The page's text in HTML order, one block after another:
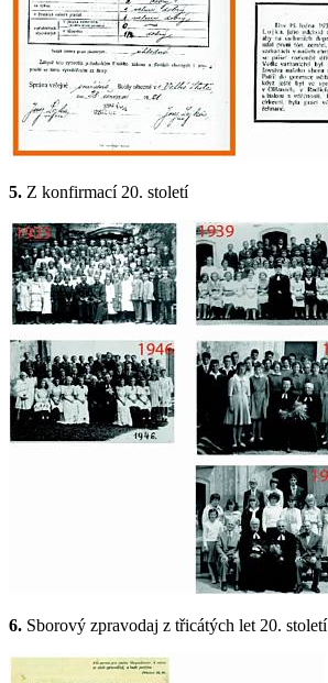
5. Z konfirmací 20. století
6. Sborový zpravodaj z třicátých let 20. století